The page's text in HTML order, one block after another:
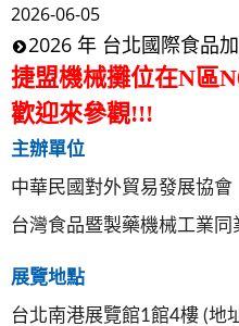
2026-06-05
2026 年 台北國際食品
捷盟機械攤位在N區
歡迎來參觀!!!
主辦單位
中華民國對外貿易發展協會
台灣食品暨製藥機械工業同
展覽地點
台北南港展覽館1館4樓 (地